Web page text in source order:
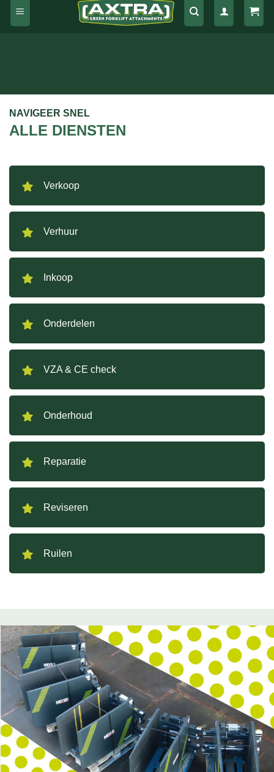
NAVIGEER SNEL
ALLE DIENSTEN
Verkoop
Verhuur
Inkoop
Onderdelen
VZA & CE check
Onderhoud
Reparatie
Reviseren
Ruilen